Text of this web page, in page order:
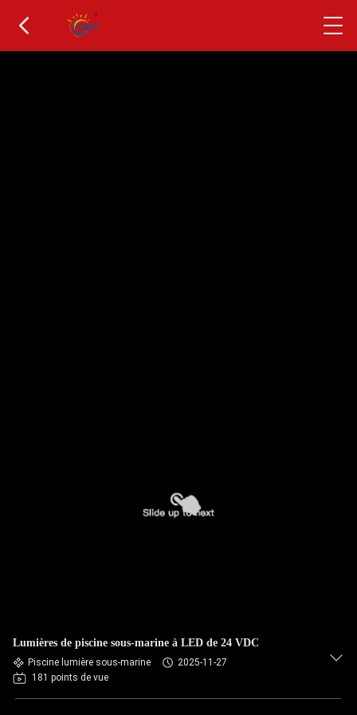
Lumières de piscine sous-marine à LED de 24 VDC
Piscine lumière sous-marine
2025-11-27
181 points de vue